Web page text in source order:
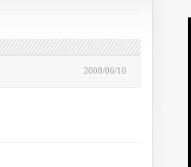
2008/06/10